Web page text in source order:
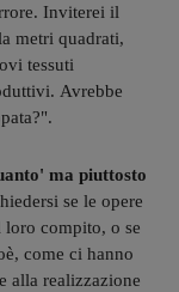
Inviterei il
metri quadrati,
tessuti
Avrebbe
ma piuttosto
se le opere
loro compito, o se
come ci hanno
alla realizzazione